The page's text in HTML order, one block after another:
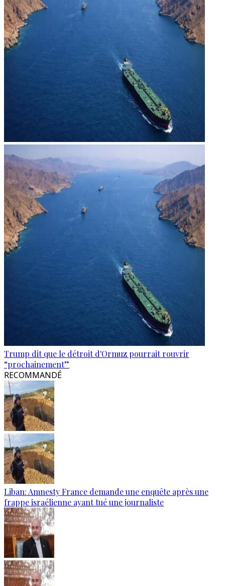
Trump dit que le détroit d'Ormuz pourrait rouvrir
“prochainement”
RECOMMANDÉ
Liban: Amnesty France demande une enquête après une
frappe israélienne ayant tué une journaliste